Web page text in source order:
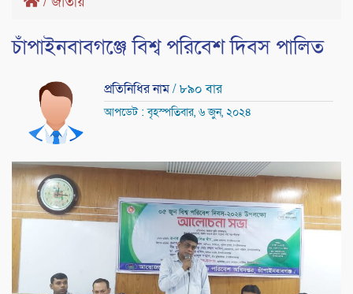
চাঁপাইনবাবগঞ্জে বিশ্ব পরিবেশ দিবস পালিত
প্রতিনিধির নাম/ ৮৯০ বার
আপডেট : বৃহস্পতিবার, ৬ জুন, ২০২৪